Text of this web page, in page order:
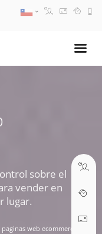
sobre el
vender en
lugar.
web ecommerce
ABRIR TICKET